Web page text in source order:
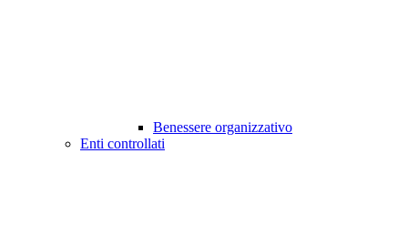
Benessere organizzativo
Enti controllati